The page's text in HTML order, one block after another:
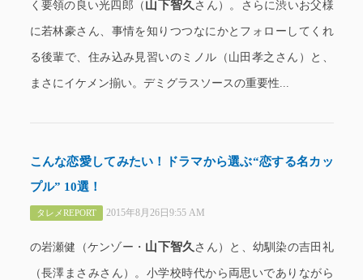
く要領の良い光四郎（ 山下智久 さん）。さらに渋いお父様
に若林豪さん、事情を知りつつなにかとフォローしてくれ
る後輩で、住み込み見習いのミノル（山田孝之さん）と、
まさにイケメン揃い。デミグラスソースの重要性...
こんな恋愛してみたい！ドラマから選ぶ“恋する名カッ
プル” 10選！
タレメREPORT 2015年8月26日9:55 AM
の岩瀬健（ケンゾー・ 山下智久 さん）と、幼馴染の吉田礼
（長澤まさみさん）。小学校時代から両思いでありながら